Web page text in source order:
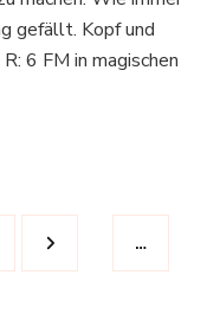
gefällt. Kopf und
6 FM in magischen
…